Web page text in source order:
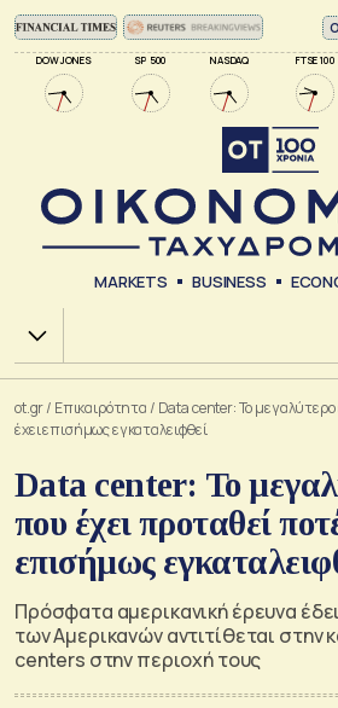
DOW JONES SP 500 NASDAQ FTSE 100
MARKETS BUSINESS
Χ.Α.
ot.gr/ Επικαιρότητα / Data center: Το
έχει επισήμως εγκαταλειφθεί
Data center: Το
που έχει προταθεί
επισήμως
Πρόσφατα αμερικανική έρευνα
των Αμερικανών αντιτίθεται στην
centers στην περιοχή τους